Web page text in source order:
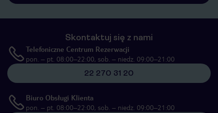
Skontaktuj się z nami
Telefoniczne Centrum Rezerwacji
pon. – pt. 08:00–22:00, sob. – niedz. 09:00–21:00
22 270 31 20
Biuro Obsługi Klienta
pon. – pt. 08:00–22:00, sob. – niedz. 09:00–21:00